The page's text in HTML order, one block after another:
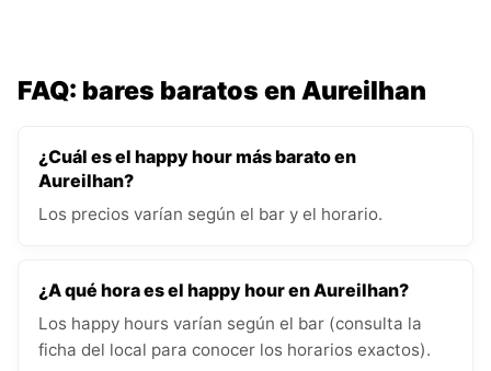
FAQ: bares baratos en Aureilhan
¿Cuál es el happy hour más barato en
Aureilhan?
Los precios varían según el bar y el horario.
¿A qué hora es el happy hour en Aureilhan?
Los happy hours varían según el bar (consulta la
ficha del local para conocer los horarios exactos).